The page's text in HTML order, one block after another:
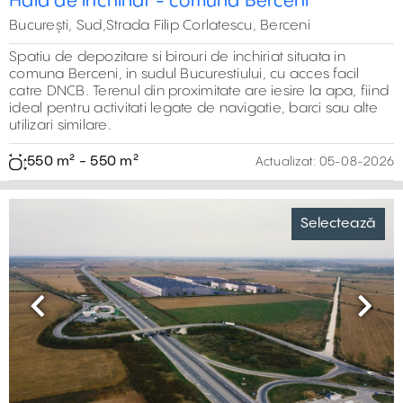
3.850 m² - 3.850 m² Actualizat:
Selectează
Previous
Hala moderna de inchiriat Rudeni
București, Nord,Strada Panduri, Rudeni
Spațiu industrial disponibil pentru închiriere în TBM Park,
un parc industrial modern situat în nord-vestul
Bucureștiului, zona Rudeni/Chitila, pe Strada Panduri.
05-08-2026
Selectează
Previous Next
Hala de inchiriat - Bulevardul Timisoara
București, Vest,Bd. Timisoara 104a
Hală industrială disponibilă pentru închiriere în București,
situată pe Bulevardul Timișoara, la aproximativ 5 km de
Autostrada A1 și de Drumul Național Centura București.
Proprietatea beneficiază de acces facil la transport public
și de infrastructură industrială completă, fiind potrivită